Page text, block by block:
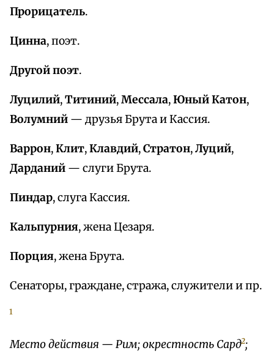
Прорицатель.
Цинна, поэт.
Другой поэт.
Луцилий,Титиний,Мессала,Юный Катон,
Волумний — друзья Брута и Кассия.
Варрон,Клит,Клавдий,Стратон,Луций,
Дарданий — слуги Брута.
Пиндар, слуга Кассия.
Кальпурния, жена Цезаря.
Порция, жена Брута.
Сенаторы, граждане, стража, служители и пр.
1
Место действия — Рим; окрестность Сард2;